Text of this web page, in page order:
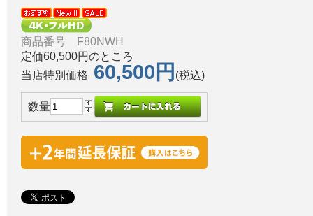
商品番号 F80NWH
定価60,500円のところ
当店特別価格 60,500円 (税込)
数量